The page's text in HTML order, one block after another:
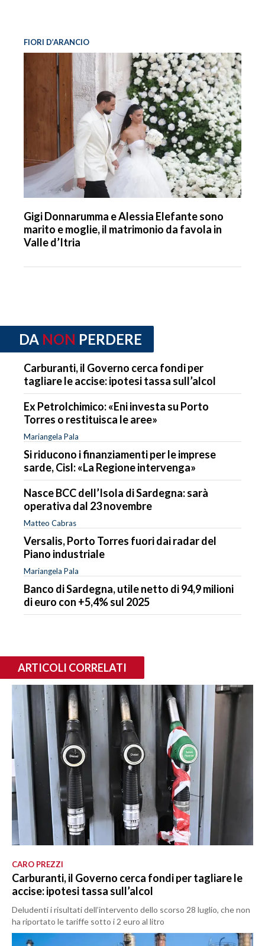
FIORI D’ARANCIO
Gigi Donnarumma e Alessia Elefante sono
marito e moglie, il matrimonio da favola in
Valle d’Itria
DA NON PERDERE
Carburanti, il Governo cerca fondi per
tagliare le accise: ipotesi tassa sull’alcol
Ex Petrolchimico: «Eni investa su Porto
Torres o restituisca le aree»
Mariangela Pala
Si riducono i finanziamenti per le imprese
sarde, Cisl: «La Regione intervenga»
Nasce BCC dell’Isola di Sardegna: sarà
operativa dal 23 novembre
Matteo Cabras
Versalis, Porto Torres fuori dai radar del
Piano industriale
Mariangela Pala
Banco di Sardegna, utile netto di 94,9 milioni
di euro con +5,4% sul 2025
ARTICOLI CORRELATI
CARO PREZZI
Carburanti, il Governo cerca fondi per tagliare le
accise: ipotesi tassa sull’alcol
Deludenti i risultati dell’intervento dello scorso 28 luglio, che non
ha riportato le tariffe sotto i 2 euro al litro